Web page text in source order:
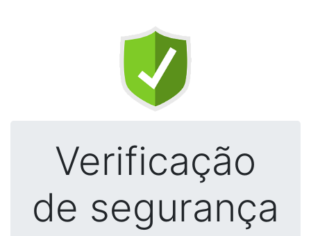
Verificação
de segurança